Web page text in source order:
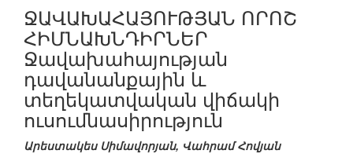
ՋԱՎԱԽԱՀԱՅՈՒԹՅԱՆ ՈՐՈՇ
ՀԻՄՆԱԽՆԴԻՐՆԵՐ
Ջավախահայության
դավանանքային և
տեղեկատվական վիճակի
ուսումնասիրություն
Արեստակես Սիմավորյան, Վահրամ Հովյան